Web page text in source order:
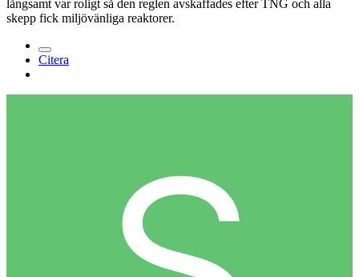
långsamt var roligt så den reglen avskaffades efter TNG och alla
skepp fick miljövänliga reaktorer.
Citera